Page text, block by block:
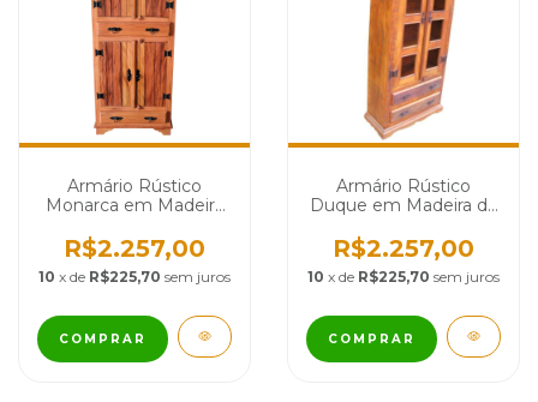
Armário Rústico
Monarca em Madeira
07
R$2.257,00
10 x de R$225,70 sem juros
COMPRAR
Armário Rústico
Duque em Madeira de
R$2.257,00
10 x de R$225,70 sem juros
COMPRAR